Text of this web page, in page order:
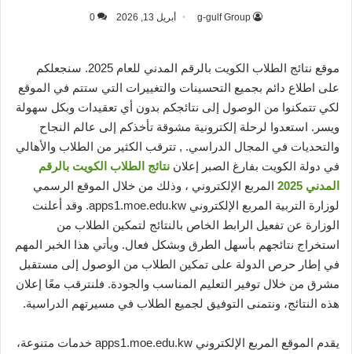
g-gulf Group أبريل 13, 2026 0
موقع نتائج الطلاب الكويت بالرقم المدني للعام 2025. سنجعلكم
على اطلاع دائم بجميع التحسينات والتغييرات التي ستتم في الموقع
لكي تتمكنوا من الوصول إلى نتائجكم بدون أي تعقيدات وبكل سهولة
ويسر. استعدوا لرحلة إلكترونية مشوقة تأخذكم إلى عالم النجاح
والتحديات في المجال الدراسي. , تترقب الكثير من الطلاب والأهالي
في دولة الكويت بفارغ الصبر إعلان نتائج الطلاب الكويت بالرقم
المدني 2025
المربع الإلكتروني ، وذلك من خلال الموقع الرسمي
لوزارة التربية المربع الإلكتروني apps1.moe.edu.kw. وقد أعلنت
الوزارة عن تفعيل الرابط الخاص بالنتائج لتمكين الطلاب من
استخراج نتائجهم بأسهل الطرق وبشكل فعال. ويأتي هذا الخبر المهم
في إطار حرص الدولة على تمكين الطلاب من الوصول إلى مستقبل
مشرق من خلال توفير التعليم المناسب والجودة. فلنترقب معًا إعلان
هذه النتائج، ونتمنى التوفيق لجميع الطلاب في مسيرتهم الدراسية.
يقدم الموقع المربع الإلكتروني apps1.moe.edu.kw خدمات متنوعة،